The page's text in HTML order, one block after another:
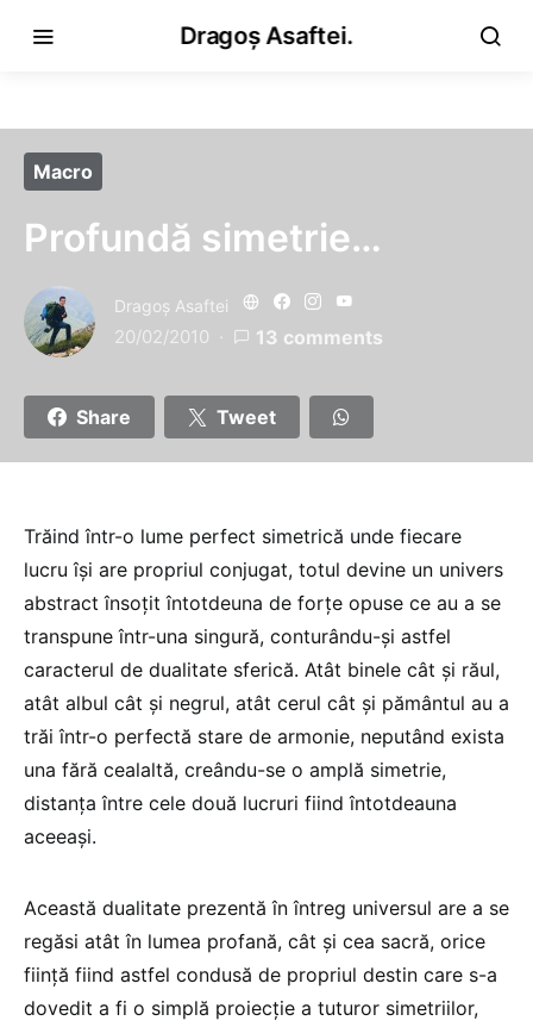
Dragoș Asaftei.
Macro
Profundă simetrie…
Dragoş Asaftei
20/02/2010 13 comments
Share Tweet
Trăind într-o lume perfect simetrică unde fiecare
lucru îşi are propriul conjugat, totul devine un univers
abstract însoţit întotdeuna de forţe opuse ce au a se
transpune într-una singură, conturându-şi astfel
caracterul de dualitate sferică. Atât binele cât şi răul,
atât albul cât şi negrul, atât cerul cât şi pământul au a
trăi într-o perfectă stare de armonie, neputând exista
una fără cealaltă, creându-se o amplă simetrie,
distanţa între cele două lucruri fiind întotdeauna
aceeaşi.
Această dualitate prezentă în întreg universul are a se
regăsi atât în lumea profană, cât şi cea sacră, orice
fiinţă fiind astfel condusă de propriul destin care s-a
dovedit a fi o simplă proiecţie a tuturor simetriilor,